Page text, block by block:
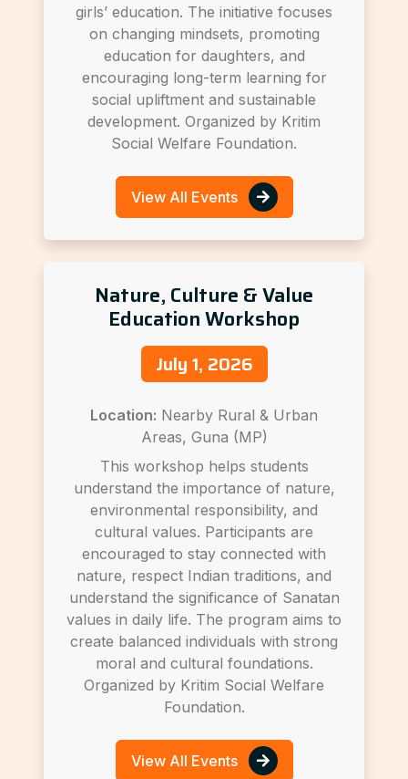
girls’ education. The initiative focuses
on changing mindsets, promoting
education for daughters, and
encouraging long-term learning for
social upliftment and sustainable
development. Organized by Kritim
Social Welfare Foundation.
View All Events
Nature, Culture & Value
Education Workshop
July 1, 2026
Location: Nearby Rural & Urban
Areas, Guna (MP)
This workshop helps students
understand the importance of nature,
environmental responsibility, and
cultural values. Participants are
encouraged to stay connected with
nature, respect Indian traditions, and
understand the significance of Sanatan
values in daily life. The program aims to
create balanced individuals with strong
moral and cultural foundations.
Organized by Kritim Social Welfare
Foundation.
View All Events